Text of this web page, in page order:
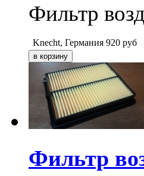
Фильтр
Knecht, Германия 920 руб
Фильтр